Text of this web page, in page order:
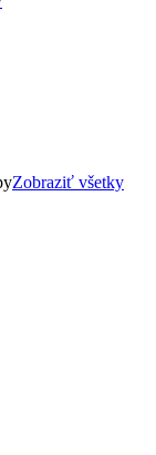
Zobraziť všetky